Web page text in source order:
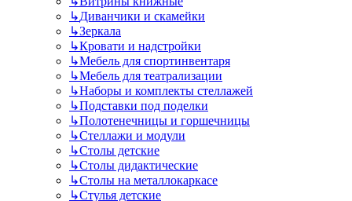
↳Диванчики и скамейки
↳Зеркала
↳Кровати и надстройки
↳Мебель для спортинвентаря
↳Мебель для театрализации
↳Наборы и комплекты стеллажей
↳Подставки под поделки
↳Полотенечницы и горшечницы
↳Стеллажи и модули
↳Столы детские
↳Столы дидактические
↳Столы на металлокаркасе
↳Стулья детские